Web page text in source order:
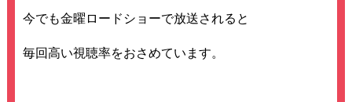
今でも金曜ロードショーで放送されると
毎回高い視聴率をおさめています。